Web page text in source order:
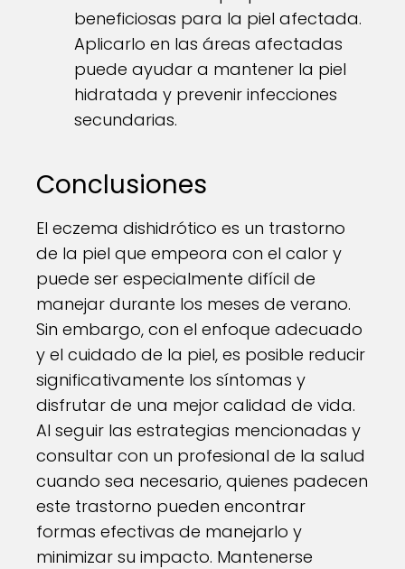
beneficiosas para la piel afectada.
Aplicarlo en las áreas afectadas
puede ayudar a mantener la piel
hidratada y prevenir infecciones
secundarias.
Conclusiones
El eczema dishidrótico es un trastorno
de la piel que empeora con el calor y
puede ser especialmente difícil de
manejar durante los meses de verano.
Sin embargo, con el enfoque adecuado
y el cuidado de la piel, es posible reducir
significativamente los síntomas y
disfrutar de una mejor calidad de vida.
Al seguir las estrategias mencionadas y
consultar con un profesional de la salud
cuando sea necesario, quienes padecen
este trastorno pueden encontrar
formas efectivas de manejarlo y
minimizar su impacto. Mantenerse